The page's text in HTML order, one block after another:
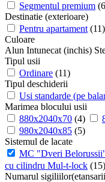
Segmentul premium
Destinatie (exterioare)
Pentru apartament (11)
Culoare
Alun Intunecat (inchis)
Tipul usii
Ordinare (11)
Tipul deschiderii
Usi standarde (pe
Marimea blocului usii
880x2040x70 (4)
980x2040x85 (5)
Sistemul de lacate
MC "Dveri
cu cilindru Mul-t-lock (15)
Numarul